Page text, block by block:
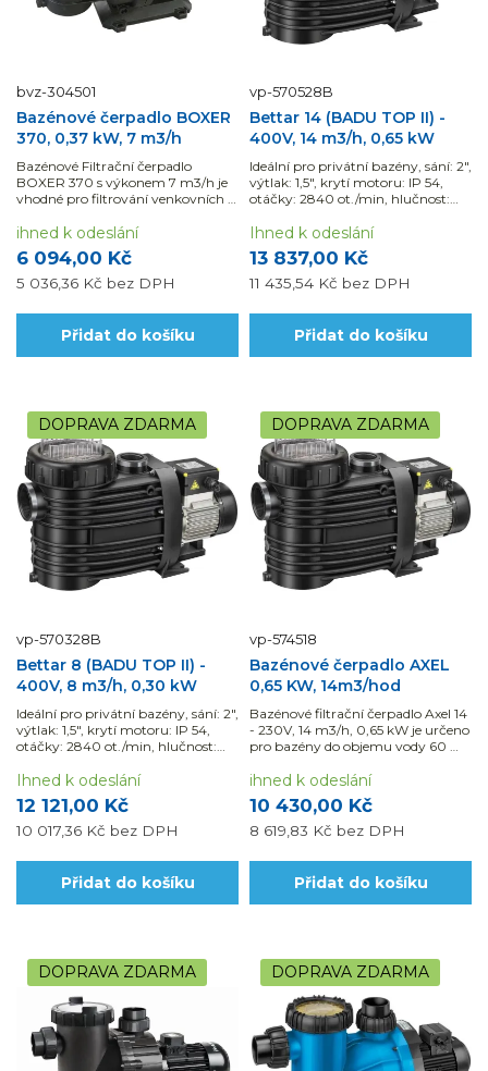
bvz-304501
Bazénové čerpadlo BOXER
370, 0,37 kW, 7 m3/h
Bazénové Filtrační čerpadlo
BOXER 370 s výkonem 7 m3/h je
vhodné pro filtrování venkovních i
m3.Využijte možnosti naší
montáže a dodávky materiálu s
DPH ve snížené sazbě.
6 094,00 Kč
5 036,36 Kč bez DPH
ihned k odeslání
Přidat do košíku
vp-570528B
Bettar 14 (BADU TOP II) -
400V, 14 m3/h, 0,65 kW
Ideální pro privátní bazény, sání: 2",
výtlak: 1,5", krytí motoru: IP 54,
otáčky: 2840 ot./min, hlučnost:
13 837,00 Kč
11 435,54 Kč bez DPH
Ihned k odeslání
Přidat do košíku
DOPRAVA ZDARMA
vp-570328B
Bettar 8 (BADU TOP II) -
400V, 8 m3/h, 0,30 kW
Ideální pro privátní bazény, sání: 2",
výtlak: 1,5", krytí motoru: IP 54,
otáčky: 2840 ot./min, hlučnost:
12 121,00 Kč
10 017,36 Kč bez DPH
Ihned k odeslání
Přidat do košíku
DOPRAVA ZDARMA
vp-574518
Bazénové čerpadlo AXEL
0,65 KW, 14m3/hod
Bazénové filtrační čerpadlo Axel 14
- 230V, 14 m3/h, 0,65 kW je určeno
pro bazény do objemu vody 60 m3
slanou vodu. Využijte
možnosti naší montáže a
dodávky...
10 430,00 Kč
8 619,83 Kč bez DPH
ihned k odeslání
Přidat do košíku
DOPRAVA ZDARMA DOPRAVA ZDARMA